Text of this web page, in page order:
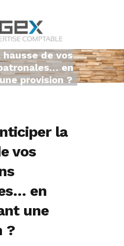
de vos
en
provision ?
la
vos
en
une
?